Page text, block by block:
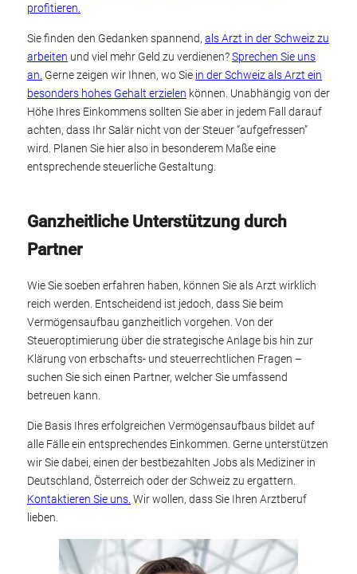
profitieren.
Sie finden den Gedanken spannend, als Arzt in der Schweiz zu
arbeiten und viel mehr Geld zu verdienen?Sprechen Sie uns
an. Gerne zeigen wir Ihnen, wo Sie in der Schweiz als Arzt ein
besonders hohes Gehalt erzielen können. Unabhängig von der
Höhe Ihres Einkommens sollten Sie aber in jedem Fall darauf
achten, dass Ihr Salär nicht von der Steuer “aufgefressen”
wird. Planen Sie hier also in besonderem Maße eine
entsprechende steuerliche Gestaltung.
Ganzheitliche Unterstützung durch
Partner
Wie Sie soeben erfahren haben, können Sie als Arzt wirklich
reich werden. Entscheidend ist jedoch, dass Sie beim
Vermögensaufbau ganzheitlich vorgehen. Von der
Steueroptimierung über die strategische Anlage bis hin zur
Klärung von erbschafts- und steuerrechtlichen Fragen –
suchen Sie sich einen Partner, welcher Sie umfassend
betreuen kann.
Die Basis Ihres erfolgreichen Vermögensaufbaus bildet auf
alle Fälle ein entsprechendes Einkommen. Gerne unterstützen
wir Sie dabei, einen der bestbezahlten Jobs als Mediziner in
Deutschland, Österreich oder der Schweiz zu ergattern.
Kontaktieren Sie uns. Wir wollen, dass Sie Ihren Arztberuf
lieben.